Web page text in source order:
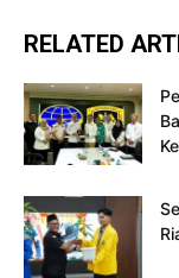
RELATED